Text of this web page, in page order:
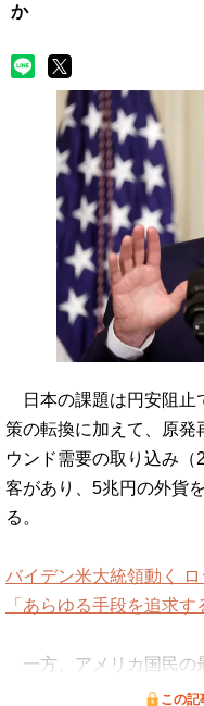
か
日本の課題は円安阻止
策の転換に加えて、原発
ウンド需要の取り込み
客があり、5兆円の外貨
る。
バイデン米大統領動く
「あらゆる手段を追求す
一方、アメリカ国民の
この記